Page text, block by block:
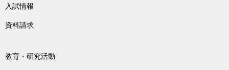
入試情報
資料請求
教育・研究活動